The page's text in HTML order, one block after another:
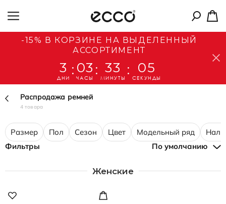
-15% В КОРЗИНЕ НА ВЫДЕЛЕННЫЙ
АССОРТИМЕНТ
3
ДНИ
: 03
ЧАСЫ
: 33
МИНУТЫ
: 05
СЕКУНДЫ
Распродажа ремней
4 товара
Размер Пол Сезон Цвет Модельный ряд
Фильтры
По умолчанию
Женские